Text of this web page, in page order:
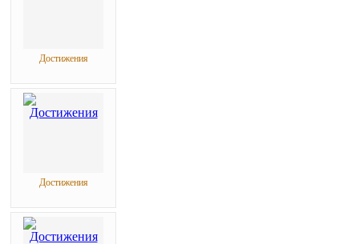
Достижения
Достижения